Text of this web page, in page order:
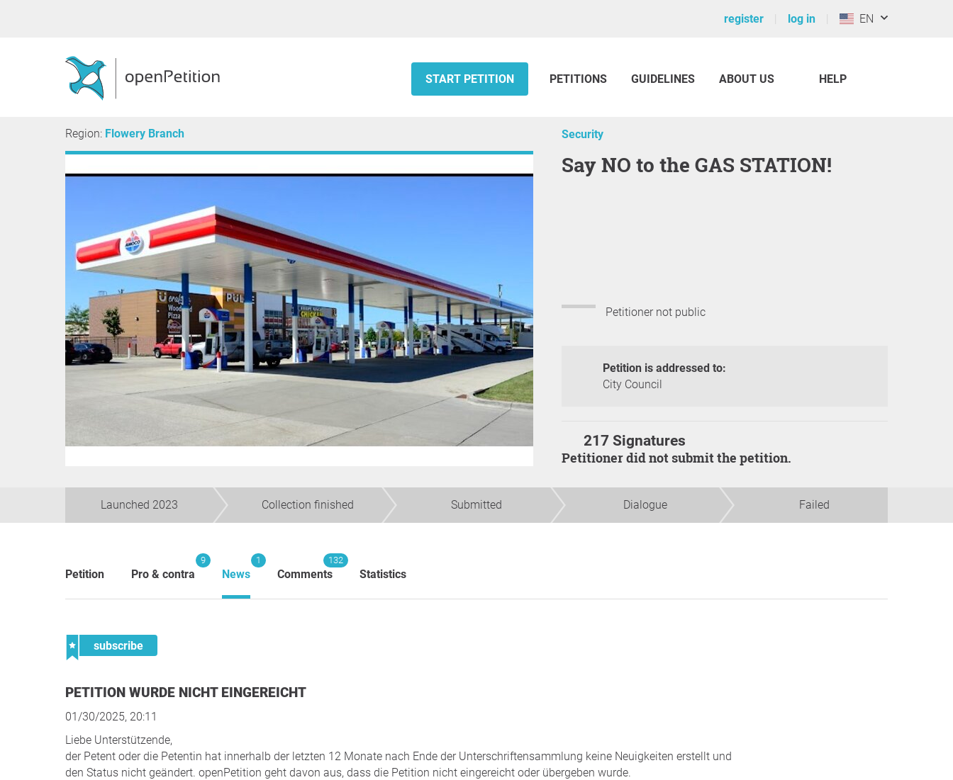
register log in EN
START PETITION PETITIONS GUIDELINES ABOUT US HELP
Region: Flowery Branch Security
Say NO to the GAS STATION!
Petitioner not public
Petition is addressed to:
City Council
217 Signatures
Petitioner did not submit the petition.
Launched 2023 Collection finished Submitted Dialogue Failed
Petition Pro & contra
9
News
1
Comments
132
Statistics
subscribe
PETITION WURDE NICHT EINGEREICHT
01/30/2025, 20:11
Liebe Unterstützende,
der Petent oder die Petentin hat innerhalb der letzten 12 Monate nach Ende der Unterschriftensammlung keine Neuigkeiten erstellt und
den Status nicht geändert. openPetition geht davon aus, dass die Petition nicht eingereicht oder übergeben wurde.